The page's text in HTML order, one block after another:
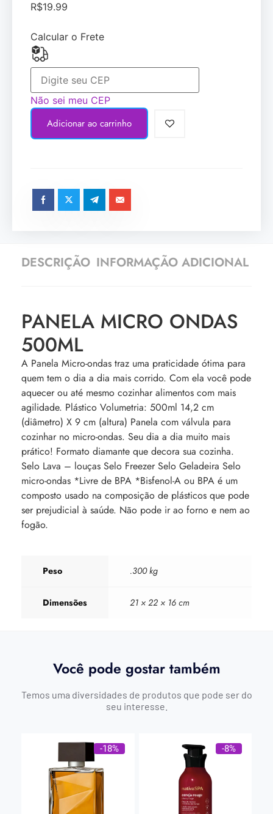
R$19.99
Calcular o Frete
Não sei meu CEP
Adicionar ao carrinho
DESCRIÇÃO INFORMAÇÃO ADICIONAL
PANELA MICRO ONDAS
500ML
A Panela Micro-ondas traz uma praticidade ótima para
quem tem o dia a dia mais corrido. Com ela você pode
aquecer ou até mesmo cozinhar alimentos com mais
agilidade. Plástico Volumetria: 500ml 14,2 cm
(diâmetro) X 9 cm (altura) Panela com válvula para
cozinhar no micro-ondas. Seu dia a dia muito mais
prático! Formato diamante que decora sua cozinha.
Selo Lava – louças Selo Freezer Selo Geladeira Selo
micro-ondas *Livre de BPA *Bisfenol-A ou BPA é um
composto usado na composição de plásticos que pode
ser prejudicial à saúde. Não pode ir ao forno e nem ao
fogão.
Peso .300 kg
Dimensões 21 × 22 × 16 cm
Você pode gostar também
Temos uma diversidades de produtos que pode ser do
seu interesse.
-18% -8%